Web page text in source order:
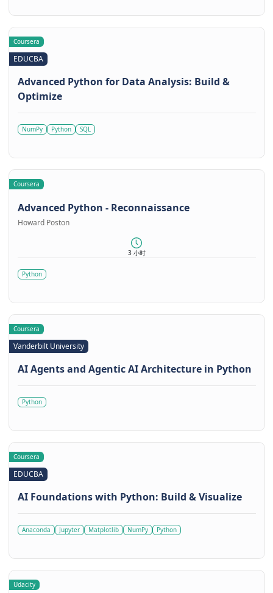
Coursera
EDUCBA
Advanced Python for Data Analysis: Build &
Optimize
NumPy Python SQL
Coursera
Advanced Python - Reconnaissance
Howard Poston
3 小时
Python
Coursera
Vanderbilt University
AI Agents and Agentic AI Architecture in Python
Python
Coursera
EDUCBA
AI Foundations with Python: Build & Visualize
Anaconda Jupyter Matplotlib NumPy Python
Udacity